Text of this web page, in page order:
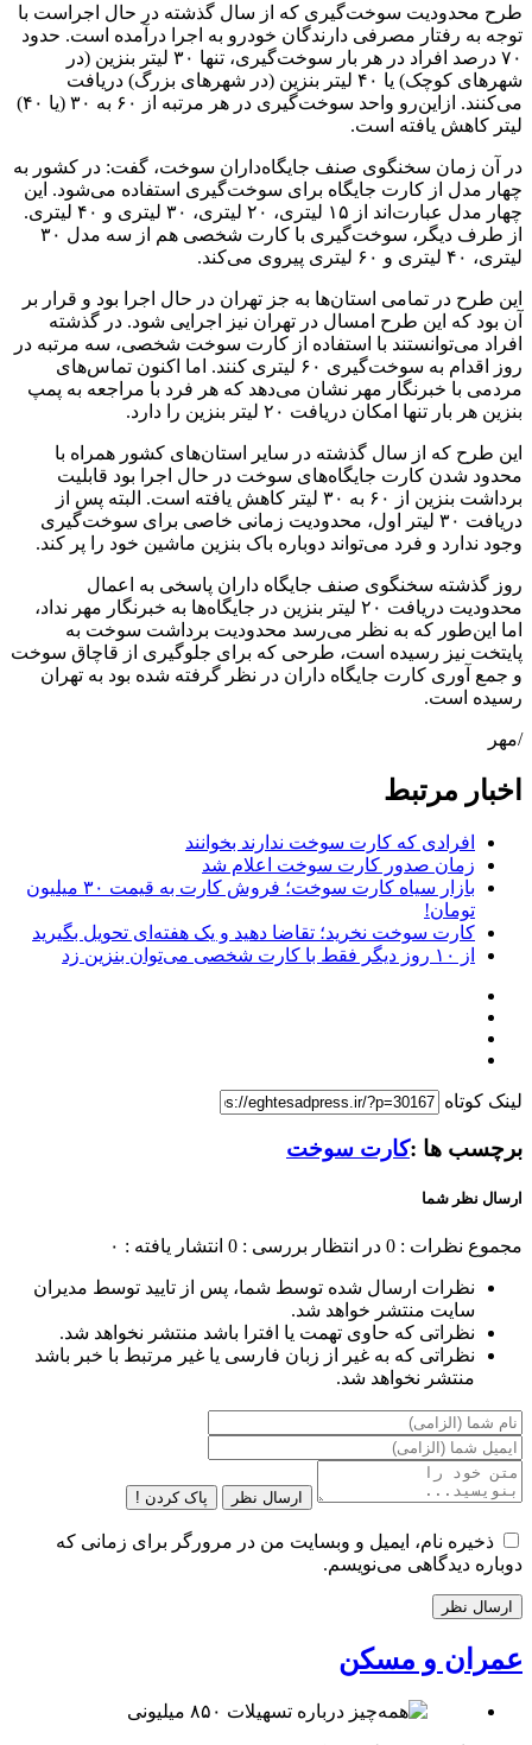
طرح محدودیت سوخت‌گیری که از سال گذشته در حال اجراست با
توجه به رفتار مصرفی دارندگان خودرو به اجرا درآمده است. حدود
۷۰ درصد افراد در هر بار سوخت‌گیری، تنها ۳۰ لیتر بنزین (در
شهرهای کوچک) یا ۴۰ لیتر بنزین (در شهرهای بزرگ) دریافت
می‌کنند. ازاین‌رو واحد سوخت‌گیری در هر مرتبه از ۶۰ به ۳۰ (یا ۴۰)
لیتر کاهش یافته است.
در آن زمان سخنگوی صنف جایگاه‌داران سوخت، گفت: در کشور به
چهار مدل از کارت جایگاه برای سوخت‌گیری استفاده می‌شود. این
چهار مدل عبارت‌اند از ۱۵ لیتری، ۲۰ لیتری، ۳۰ لیتری و ۴۰ لیتری.
از طرف دیگر، سوخت‌گیری با کارت شخصی هم از سه مدل ۳۰
لیتری، ۴۰ لیتری و ۶۰ لیتری پیروی می‌کند.
این طرح در تمامی استان‌ها به جز تهران در حال اجرا بود و قرار بر
آن بود که این طرح امسال در تهران نیز اجرایی شود. در گذشته
افراد می‌توانستند با استفاده از کارت سوخت شخصی، سه مرتبه در
روز اقدام به سوخت‌گیری ۶۰ لیتری کنند. اما اکنون تماس‌های
مردمی با خبرنگار مهر نشان می‌دهد که هر فرد با مراجعه به پمپ
بنزین هر بار تنها امکان دریافت ۲۰ لیتر بنزین را دارد.
این طرح که از سال گذشته در سایر استان‌های کشور همراه با
محدود شدن کارت جایگاه‌های سوخت در حال اجرا بود قابلیت
برداشت بنزین از ۶۰ به ۳۰ لیتر کاهش یافته است. البته پس از
دریافت ۳۰ لیتر اول، محدودیت زمانی خاصی برای سوخت‌گیری
وجود ندارد و فرد می‌تواند دوباره باک بنزین ماشین خود را پر کند.
روز گذشته سخنگوی صنف جایگاه داران پاسخی به اعمال
محدودیت دریافت ۲۰ لیتر بنزین در جایگاه‌ها به خبرنگار مهر نداد،
اما این‌طور که به نظر می‌رسد محدودیت برداشت سوخت به
پایتخت نیز رسیده است، طرحی که برای جلوگیری از قاچاق سوخت
و جمع آوری کارت جایگاه داران در نظر گرفته شده بود به تهران
رسیده است.
/مهر
اخبار مرتبط
افرادی که کارت سوخت ندارند بخوانند
زمان صدور کارت سوخت اعلام شد
بازار سیاه کارت سوخت؛ فروش کارت به قیمت ۳۰ میلیون
تومان!
کارت سوخت نخرید؛ تقاضا دهید و یک هفته‌ای تحویل بگیرید
از ۱۰ روز دیگر فقط با کارت شخصی می‌توان بنزین زد
لینک کوتاه
برچسب ها :کارت سوخت
ارسال نظر شما
مجموع نظرات : 0 در انتظار بررسی : 0 انتشار یافته : ۰
نظرات ارسال شده توسط شما، پس از تایید توسط مدیران
سایت منتشر خواهد شد.
نظراتی که حاوی تهمت یا افترا باشد منتشر نخواهد شد.
نظراتی که به غیر از زبان فارسی یا غیر مرتبط با خبر باشد
منتشر نخواهد شد.
ارسال نظر پاک کردن !
ذخیره نام، ایمیل و وبسایت من در مرورگر برای زمانی که
دوباره دیدگاهی می‌نویسم.
عمران و مسکن